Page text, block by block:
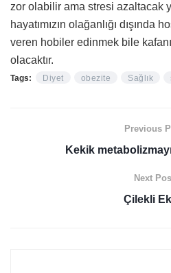
zor olabilir ama stresi azaltacak
hayatımızın olağanlığı dışında
veren hobiler edinmek bile
olacaktır.
Tags: Diyet obezite Sağlık
Previous
Kekik
Next
Çilekli